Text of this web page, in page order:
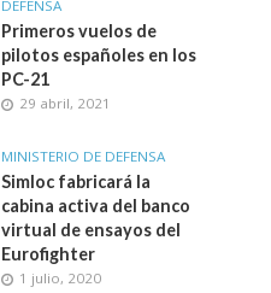
DEFENSA
Primeros vuelos de
pilotos españoles en los
PC-21
29 abril, 2021
MINISTERIO DE DEFENSA
Simloc fabricará la
cabina activa del banco
virtual de ensayos del
Eurofighter
1 julio, 2020